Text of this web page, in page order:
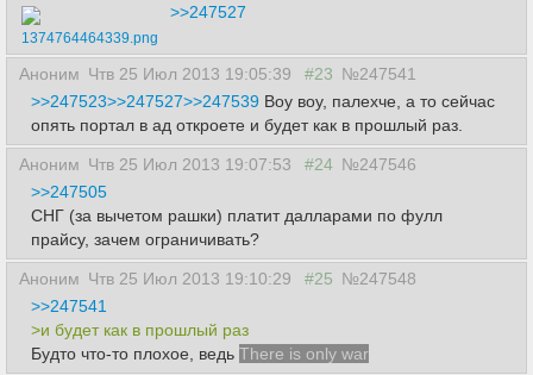
1374764464339.png
>>247527
Аноним Чтв 25 Июл 2013 19:05:39 #23 №247541
>>247523>>247527>>247539 Воу воу, палехче, а то сейчас
опять портал в ад откроете и будет как в прошлый раз.
Аноним Чтв 25 Июл 2013 19:07:53 #24 №247546
>>247505
СНГ (за вычетом рашки) платит далларами по фулл
прайсу, зачем ограничивать?
Аноним Чтв 25 Июл 2013 19:10:29 #25 №247548
>>247541
>и будет как в прошлый раз
Будто что-то плохое, ведь There is only war